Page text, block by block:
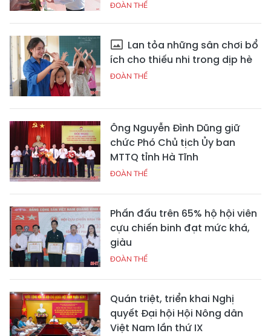
ĐOÀN THỂ
Lan tỏa những sân chơi bổ
ích cho thiếu nhi trong dịp hè
ĐOÀN THỂ
Ông Nguyễn Đình Dũng giữ
chức Phó Chủ tịch Ủy ban
MTTQ tỉnh Hà Tĩnh
ĐOÀN THỂ
Phấn đấu trên 65% hộ hội viên
cựu chiến binh đạt mức khá,
giàu
ĐOÀN THỂ
Quán triệt, triển khai Nghị
quyết Đại hội Hội Nông dân
Việt Nam lần thứ IX